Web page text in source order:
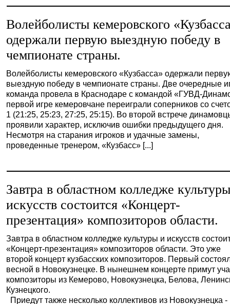
Волейболисты кемеровского
одержали первую выездную победу в
чемпионате страны.
Волейболисты кемеровского «Кузбасса» одержали
выездную победу в чемпионате страны. Две очередные
команда провела в Краснодаре с командой «ГУВД-
первой игре кемеровчане переиграли соперников со
1 (21:25, 25:23, 27:25, 25:15). Во второй встрече
проявили характер, исключив ошибки предыдущего дня.
Несмотря на старания игроков и удачные замены,
проведенные тренером, «Кузбасс» [...]
Завтра в областном колледже
искусств состоится «Концерт-
презентация» композиторов области.
Завтра в областном колледже культуры и искусств
«Концерт-презентация» композиторов области. Это уже
второй концерт кузбасских композиторов. Первый
весной в Новокузнецке. В нынешнем концерте примут
композиторы из Кемерово, Новокузнецка, Белова,
Кузнецкого.
Приедут также несколько коллективов из Новокузнецка -